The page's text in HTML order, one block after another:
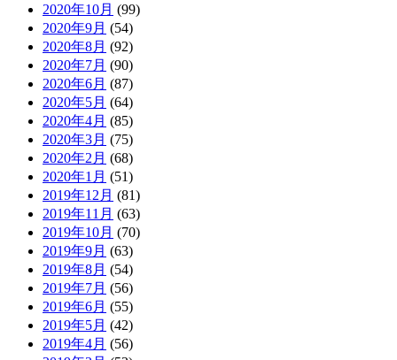
2020年10月 (99)
2020年9月 (54)
2020年8月 (92)
2020年7月 (90)
2020年6月 (87)
2020年5月 (64)
2020年4月 (85)
2020年3月 (75)
2020年2月 (68)
2020年1月 (51)
2019年12月 (81)
2019年11月 (63)
2019年10月 (70)
2019年9月 (63)
2019年8月 (54)
2019年7月 (56)
2019年6月 (55)
2019年5月 (42)
2019年4月 (56)